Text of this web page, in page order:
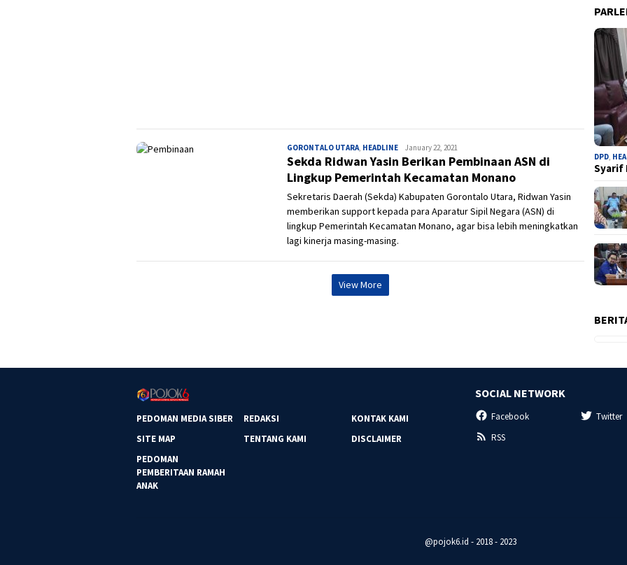
GORONTALO UTARA HEADLINE Admin
January 22, 2021
Sekda Ridwan Yasin Berikan Pembinaan ASN di
Lingkup Pemerintah Kecamatan Monano
Sekretaris Daerah (Sekda) Kabupaten Gorontalo Utara, Ridwan Yasin
memberikan support kepada para Aparatur Sipil Negara (ASN) di
lingkup Pemerintah Kecamatan Monano, agar bisa lebih meningkatkan
lagi kinerja masing-masing.
View More
DPD,
Syarif
PEDOMAN MEDIA SIBER REDAKSI
KONTAK KAMI
SITE MAP
TENTANG KAMI
DISCLAIMER
PEDOMAN
PEMBERITAAN RAMAH
ANAK
SOCIAL NETWORK
Facebook Twitter
RSS
@pojok6.id - 2018 - 2023